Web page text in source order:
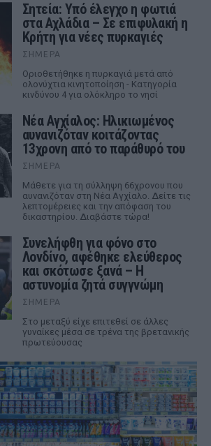
Σητεία: Υπό έλεγχο η φωτιά
στα Αχλάδια – Σε επιφυλακή η
Κρήτη για νέες πυρκαγιές
ΣΉΜΕΡΑ
Οριοθετήθηκε η πυρκαγιά μετά από
ολονύχτια κινητοποίηση - Κατηγορία
κινδύνου 4 για ολόκληρο το νησί
Νέα Αγχίαλος: Ηλικιωμένος
αυνανιζόταν κοιτάζοντας
13χρονη από το παράθυρό του
ΣΉΜΕΡΑ
Μάθετε για τη σύλληψη 66χρονου που
αυνανιζόταν στη Νέα Αγχίαλο. Δείτε τις
λεπτομέρειες και την απόφαση του
δικαστηρίου. Διαβάστε τώρα!
Συνελήφθη για φόνο στο
Λονδίνο, αφέθηκε ελεύθερος
και σκότωσε ξανά – Η
αστυνομία ζητά συγγνώμη
ΣΉΜΕΡΑ
Στο μεταξύ είχε επιτεθεί σε άλλες
γυναίκες μέσα σε τρένα της βρετανικής
πρωτεύουσας